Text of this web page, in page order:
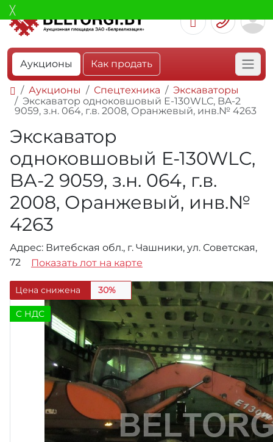
Аукционы Как продать
Аукционы Спецтехника
Экскаваторы
Экскаватор одноковшовый E-130WLC, BA-2
9059, з.н. 064, г.в. 2008, Оранжевый, инв.№ 4263
Экскаватор
одноковшовый E-130WLC,
BA-2 9059, з.н. 064, г.в.
2008, Оранжевый, инв.№
4263
Адрес: Витебская обл., г. Чашники, ул. Советская,
72
Показать лот на карте
Цена снижена 30%
C НДС